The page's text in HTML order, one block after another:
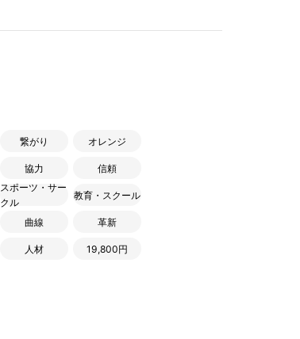
繋がり オレンジ
協力 信頼
スポーツ・サー
クル
教育・スクール
曲線 革新
人材 19,800円